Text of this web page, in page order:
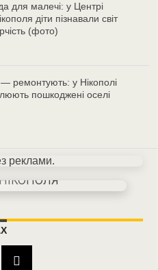
для малечі: у Центрі
діти пізнавали світ
(фото)
ремонтують: у Нікополі
пошкоджені оселі